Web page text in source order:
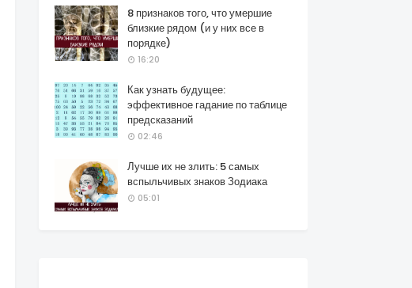
8 признаков того, что умершие
близкие рядом (и у них все в
порядке)
16:20
Как узнать будущее:
эффективное гадание по таблице
предсказаний
02:46
Лучше их не злить: 5 самых
вспыльчивых знаков Зодиака
05:01